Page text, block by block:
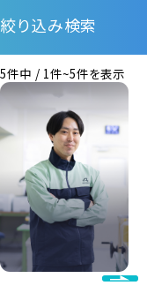
絞り込み検索
5件中 / 1件~5件を表示